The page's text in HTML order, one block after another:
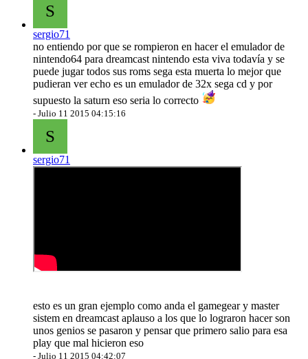
S
sergio71
no entiendo por que se rompieron en hacer el emulador de
nintendo64 para dreamcast nintendo esta viva todavía y se
puede jugar todos sus roms sega esta muerta lo mejor que
pudieran ver echo es un emulador de 32x sega cd y por
supuesto la saturn eso seria lo correcto
- Julio 11 2015 04:15:16
S
sergio71
esto es un gran ejemplo como anda el gamegear y master
sistem en dreamcast aplauso a los que lo lograron hacer son
unos genios se pasaron y pensar que primero salio para esa
play que mal hicieron eso
- Julio 11 2015 04:42:07